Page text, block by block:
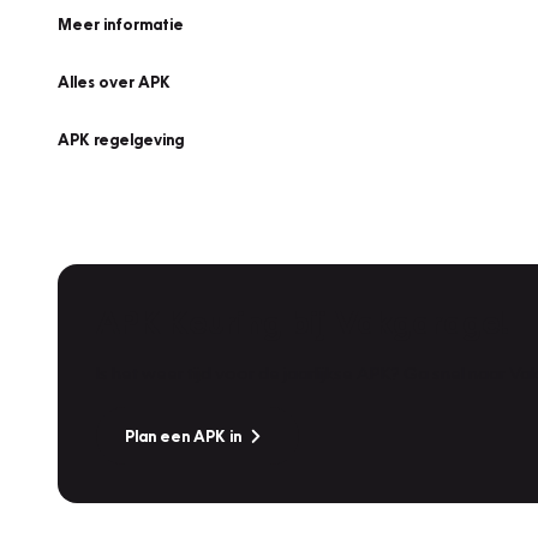
Meer informatie
Alles over APK
APK regelgeving
Plan een APK in